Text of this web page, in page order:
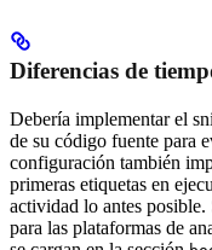
Diferencias de
Debería implementar el
de su código fuente para
configuración también
primeras etiquetas en
actividad lo antes posible.
para las plataformas de